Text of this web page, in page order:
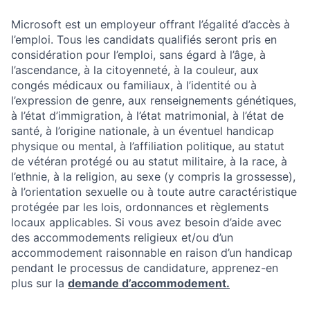
Microsoft est un employeur offrant l’égalité d’accès à
l’emploi. Tous les candidats qualifiés seront pris en
considération pour l’emploi, sans égard à l’âge, à
l’ascendance, à la citoyenneté, à la couleur, aux
congés médicaux ou familiaux, à l’identité ou à
l’expression de genre, aux renseignements génétiques,
à l’état d’immigration, à l’état matrimonial, à l’état de
santé, à l’origine nationale, à un éventuel handicap
physique ou mental, à l’affiliation politique, au statut
de vétéran protégé ou au statut militaire, à la race, à
l’ethnie, à la religion, au sexe (y compris la grossesse),
à l’orientation sexuelle ou à toute autre caractéristique
protégée par les lois, ordonnances et règlements
locaux applicables. Si vous avez besoin d’aide avec
des accommodements religieux et/ou d’un
accommodement raisonnable en raison d’un handicap
pendant le processus de candidature, apprenez-en
plus sur la demande d’accommodement.